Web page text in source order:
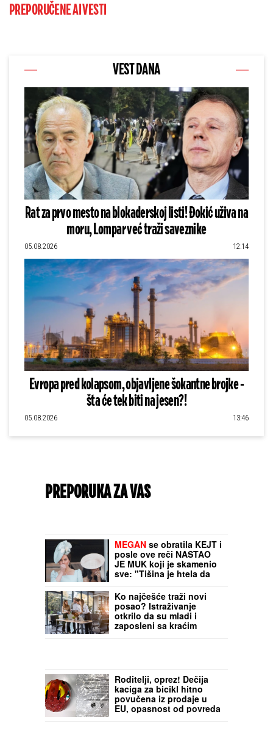
PREPORUČENE AI VESTI
VEST DANA
Rat za prvo mesto na blokaderskoj listi! Đokić uživa na
moru, Lompar već traži saveznike
05.08.2026 12:14
Evropa pred kolapsom, objavljene šokantne brojke -
šta će tek biti na jesen?!
05.08.2026 13:46
PREPORUKA ZA VAS
MEGANse obratila KEJT i
posle ove reči NASTAO
JE MUK koji je skamenio
sve: "Tišina je htela da